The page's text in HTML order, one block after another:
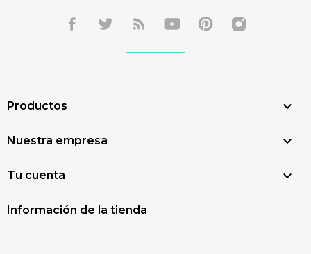
Productos 
Nuestra empresa 
Tu cuenta 
Información de la tienda